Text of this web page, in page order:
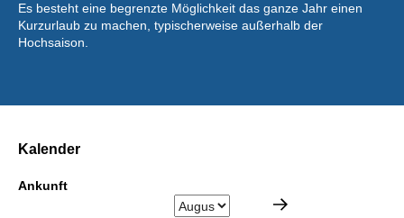
Es besteht eine begrenzte Möglichkeit das ganze Jahr einen
Kurzurlaub zu machen, typischerweise außerhalb der
Hochsaison.
Kalender
Ankunft